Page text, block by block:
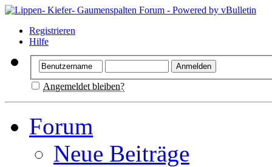
Registrieren
Hilfe
Angemeldet bleiben?
Forum
Neue Beiträge